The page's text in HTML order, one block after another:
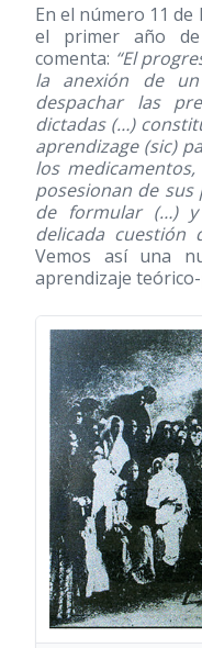
En el número 11 de
el primer año
comenta: “El
la anexión de
despachar las
dictadas (…)
aprendizage (sic)
los
posesionan de
de formular (…)
delicada cuestión
Vemos así una
aprendizaje